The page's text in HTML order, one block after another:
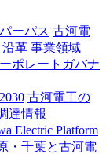
ーパス 古河電
沿革 事業領域
ポレートガバナ
古河電工の
達情報
Electric Platform
・千葉と古河電